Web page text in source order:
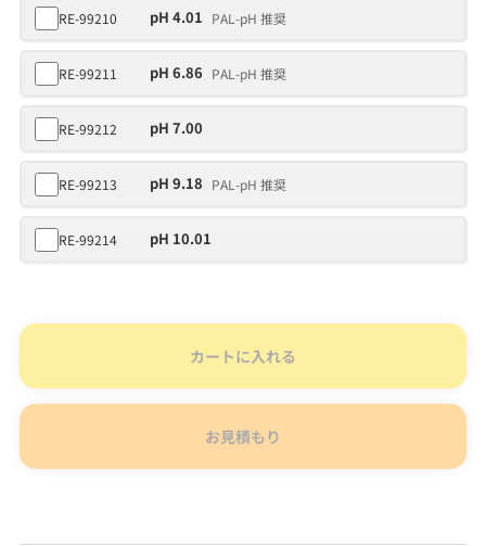
RE-99210 pH 4.01 PAL-pH 推奨
RE-99211 pH 6.86 PAL-pH 推奨
RE-99212 pH 7.00
RE-99213 pH 9.18 PAL-pH 推奨
RE-99214 pH 10.01
カートに入れる
お見積もり